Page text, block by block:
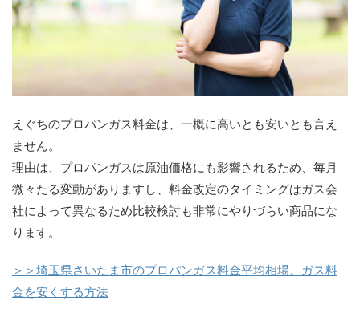
えぐちのプロパンガス料金は、一概に高いとも安いとも言え
ません。
理由は、プロパンガスは原油価格にも影響されるため、毎月
微々たる変動がありますし、料金改定のタイミングはガス会
社によって異なるため比較検討も非常にやりづらい商品にな
ります。
＞＞埼玉県さいたま市のプロパンガス料金平均相場。ガス料
金を安くする方法